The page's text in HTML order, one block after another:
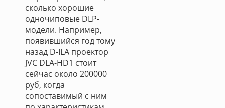
сколько хорошие
одночиповые DLP-
модели. Например,
появившийся год тому
назад D-ILA проектор
JVC DLA-HD1 стоит
сейчас около 200000
руб, когда
сопоставимый с ним